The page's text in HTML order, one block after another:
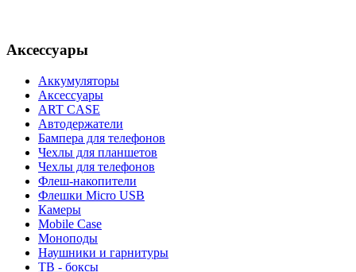
Аксессуары
Аккумуляторы
Аксессуары
ART CASE
Автодержатели
Бампера для телефонов
Чехлы для планшетов
Чехлы для телефонов
Флеш-накопители
Флешки Micro USB
Камеры
Mobile Case
Моноподы
Наушники и гарнитуры
ТВ - боксы